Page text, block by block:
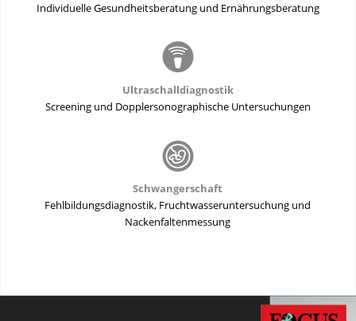
Individuelle Gesundheitsberatung und Ernährungsberatung
Ultraschalldiagnostik
Screening und Dopplersonographische Untersuchungen
Schwangerschaft
Fehlbildungsdiagnostik, Fruchtwasseruntersuchung und
Nackenfaltenmessung